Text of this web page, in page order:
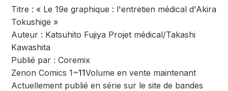
Titre : « Le 19e graphique : l'entretien médical d'Akira
Tokushige »
Auteur : Katsuhito Fujiya Projet médical/Takashi
Kawashita
Publié par : Coremix
Zenon Comics 1~11Volume en vente maintenant
Actuellement publié en série sur le site de bandes